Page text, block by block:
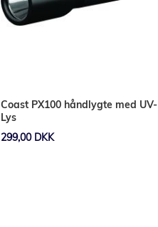
Coast PX100 håndlygte med UV-
Lys
299,00 DKK